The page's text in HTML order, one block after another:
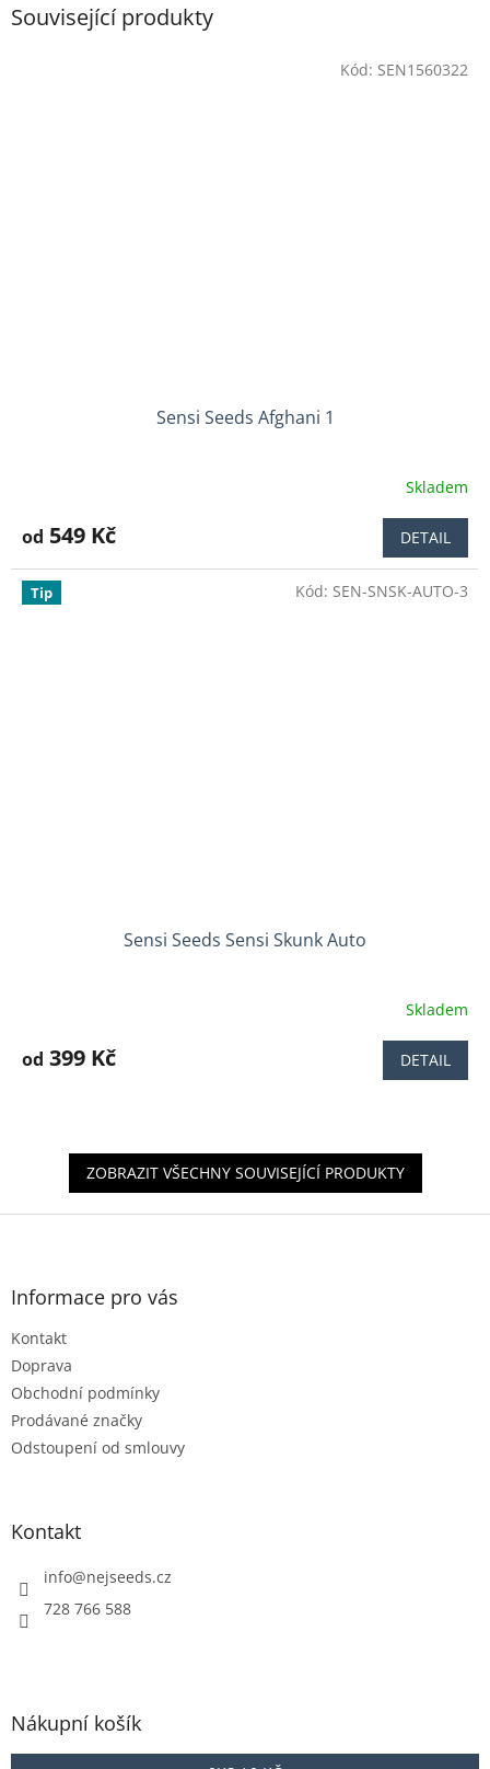
Související produkty
Sensi Seeds Afghani 1
produktu
5,0
Skladem
od 549 Kč DETAIL
Kód: SEN1560322
Tip
Sensi Seeds Sensi Skunk Auto
produktu
hvězdiček.
Skladem
od 399 Kč DETAIL
Kód: SEN-SNSK-AUTO-3
ZOBRAZIT VŠECHNY SOUVISEJÍCÍ PRODUKTY
Z
Informace pro vás
Kontakt
Doprava
Obchodní podmínky
Prodávané značky
Odstoupení od smlouvy
Kontakt
info@nejseeds.cz
728 766 588
Nákupní košík